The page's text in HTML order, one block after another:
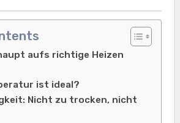
aufs richtige Heizen
ist ideal?
Nicht zu trocken, nicht